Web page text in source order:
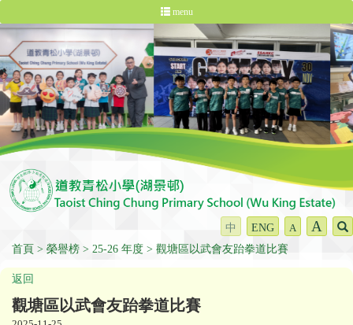
menu
中 ENG A A
首頁 榮譽榜 25-26 年度 觀塘區以武會友跆拳道比賽
返回
觀塘區以武會友跆拳道比賽